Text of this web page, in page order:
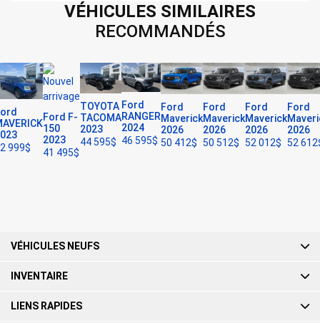
VÉHICULES SIMILAIRES
RECOMMANDÉS
999$
Ford F-
150
2023
41 495$
TOYOTA
TACOMA
2023
44 595$
Ford
RANGER
2024
46 595$
Ford
Maverick
2026
50 412$
Ford
Maverick
2026
50 512$
Ford
Maverick
2026
52 012$
Ford
2026
52 612
VÉHICULES NEUFS
INVENTAIRE
LIENS RAPIDES